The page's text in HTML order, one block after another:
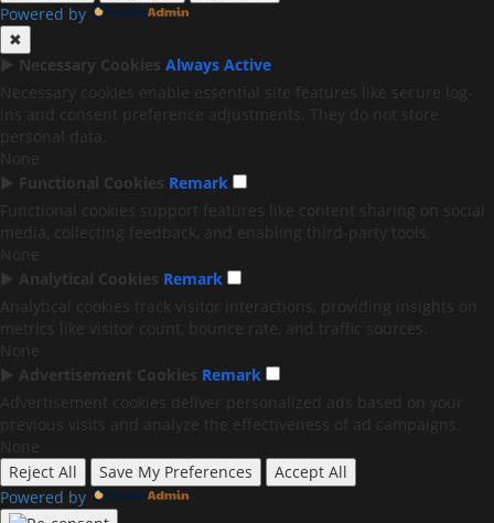
Powered by
✖
► Necessary Cookies Always Active
Necessary cookies enable essential site features like secure log-
ins and consent preference adjustments. They do not store
personal data.
None
► Functional Cookies Remark
Functional cookies support features like content sharing on social
media, collecting feedback, and enabling third-party tools.
None
► Analytical Cookies Remark
Analytical cookies track visitor interactions, providing insights on
metrics like visitor count, bounce rate, and traffic sources.
None
► Advertisement Cookies Remark
Advertisement cookies deliver personalized ads based on your
previous visits and analyze the effectiveness of ad campaigns.
None
Reject All
Save My Preferences
Accept All
Powered by